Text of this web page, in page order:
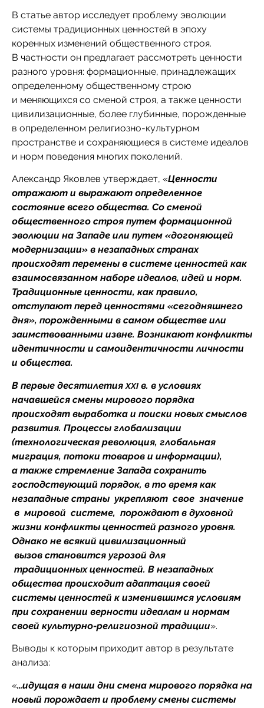
В статье автор исследует проблему эволюции
системы традиционных ценностей в эпоху
коренных изменений общественного строя.
В частности он предлагает рассмотреть ценности
разного уровня: формационные, принадлежащих
определенному общественному строю
и меняющихся со сменой строя, а также ценности
цивилизационные, более глубинные, порожденные
в определенном религиозно-культурном
пространстве и сохраняющиеся в системе идеалов
и норм поведения многих поколений.
Александр Яковлев утверждает, «Ценности
отражают и выражают определенное
состояние всего общества. Со сменой
общественного строя путем формационной
эволюции на Западе или путем «догоняющей
модернизации» в незападных странах
происходят перемены в системе ценностей как
взаимосвязанном наборе идеалов, идей и норм.
Традиционные ценности, как правило,
отступают перед ценностями «сегодняшнего
дня», порожденными в самом обществе или
заимствованными извне. Возникают конфликты
идентичности и самоидентичности личности
и общества.
В первые десятилетияXXI в. в условиях
начавшейся смены мирового порядка
происходят выработка и поиски новых смыслов
развития. Процессы глобализации
(технологическая революция, глобальная
миграция, потоки товаров и информации),
а также стремление Запада сохранить
господствующий порядок, в то время как
незападные страны укрепляют свое значение
в мировой системе, порождают в духовной
жизни конфликты ценностей разного уровня.
Однако не всякий цивилизационный
вызов становится угрозой для
традиционных ценностей. В незападных
общества происходит адаптация своей
системы ценностей к изменившимся условиям
при сохранении верности идеалам и нормам
своей культурно-религиозной традиции».
Выводы к которым приходит автор в результате
анализа:
«…идущая в наши дни смена мирового порядка на
новый порождает и проблему смены системы